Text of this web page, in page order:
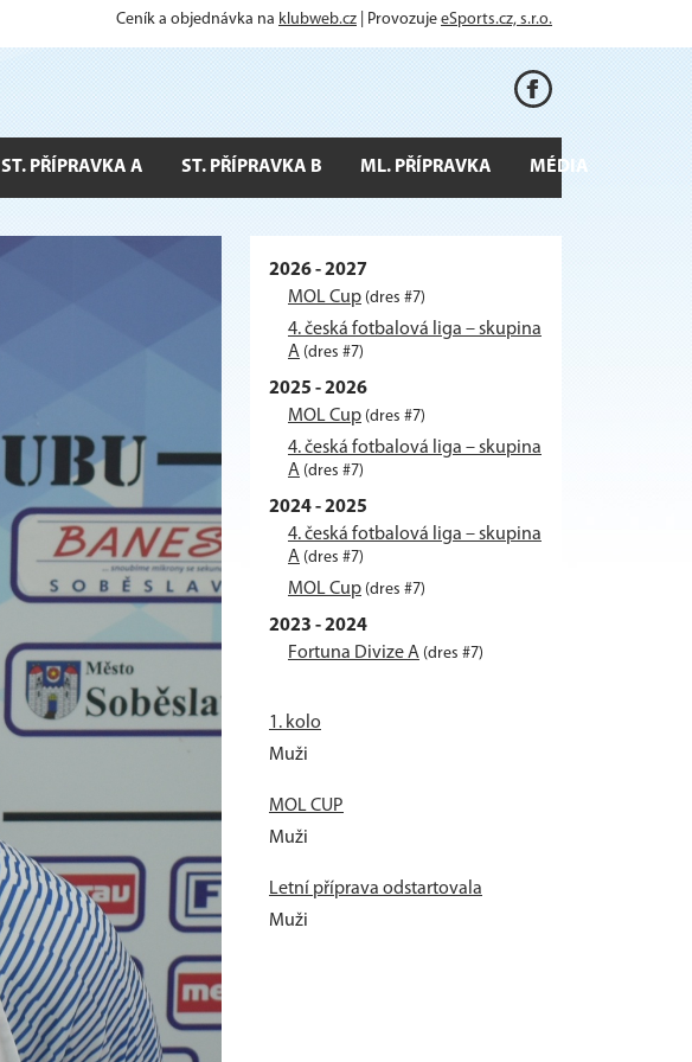
Ceník a objednávka na klubweb.cz | Provozuje eSports.cz, s.r.o.
ST. PŘÍPRAVKA A ST. PŘÍPRAVKA B ML. PŘÍPRAVKA MÉDIA
2026 - 2027
MOL Cup (dres #7)
4. česká fotbalová liga – skupina
A (dres #7)
2025 - 2026
MOL Cup (dres #7)
4. česká fotbalová liga – skupina
A (dres #7)
2024 - 2025
4. česká fotbalová liga – skupina
A (dres #7)
MOL Cup (dres #7)
2023 - 2024
Fortuna Divize A (dres #7)
1. kolo
Muži
MOL CUP
Muži
Letní příprava odstartovala
Muži